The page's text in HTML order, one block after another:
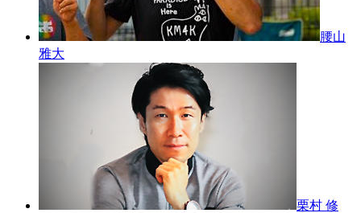
腰山
雅大
栗村 修